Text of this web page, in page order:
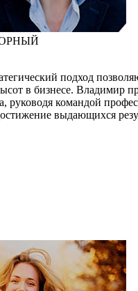
подход
в бизнесе. Владимир
руководя командой
выдающихся